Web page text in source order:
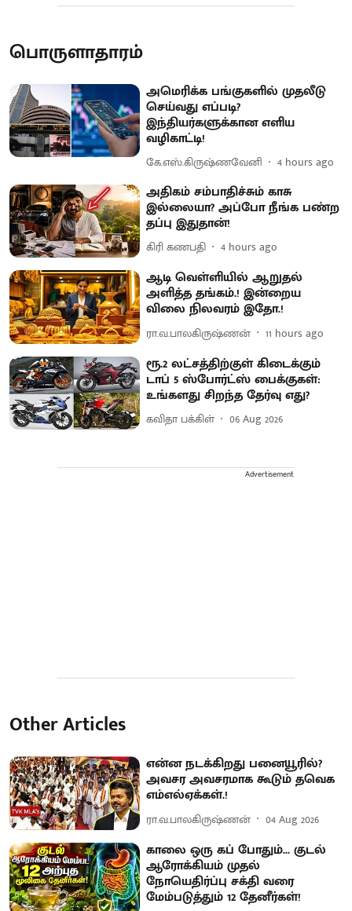
பொருளாதாரம்
அமெரிக்க பங்குகளில் முதலீடு
செய்வது எப்படி?
இந்தியர்களுக்கான எளிய
வழிகாட்டி!
கே.எஸ்.கிருஷ்ணவேனி 4 hours ago
அதிகம் சம்பாதிச்சும் காசு
இல்லையா? அப்போ நீங்க பண்ற
தப்பு இதுதான்!
கிரி கணபதி 4 hours ago
ஆடி வெள்ளியில் ஆறுதல்
அளித்த தங்கம்.! இன்றைய
விலை நிலவரம் இதோ.!
ரா.வ.பாலகிருஷ்ணன் 11 hours ago
ரூ.2 லட்சத்திற்குள் கிடைக்கும்
டாப் 5 ஸ்போர்ட்ஸ் பைக்குகள்:
உங்களது சிறந்த தேர்வு எது?
கவிதா பக்கிள் 06 Aug 2026
Advertisement
Other Articles
என்ன நடக்கிறது பனையூரில்?
அவசர அவசரமாக கூடும் தவெக
எம்எல்ஏக்கள்.!
ரா.வ.பாலகிருஷ்ணன் 04 Aug 2026
காலை ஒரு கப் போதும்... குடல்
ஆரோக்கியம் முதல்
நோயெதிர்ப்பு சக்தி வரை
மேம்படுத்தும் 12 தேனீர்கள்!